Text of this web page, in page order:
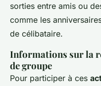
sorties entre amis ou
comme les
de célibataire.
Informations sur la
de groupe
Pour participer à ces